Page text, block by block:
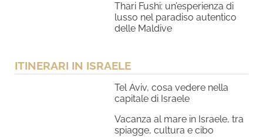
Thari Fushi: un’esperienza di
lusso nel paradiso autentico
delle Maldive
ITINERARI IN ISRAELE
Tel Aviv, cosa vedere nella
capitale di Israele
Vacanza al mare in Israele, tra
spiagge, cultura e cibo